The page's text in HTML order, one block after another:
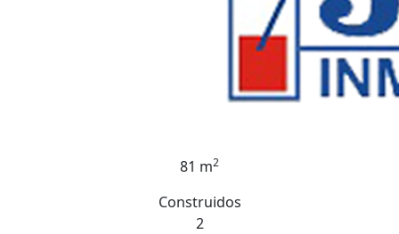
81 m2
Construidos
2